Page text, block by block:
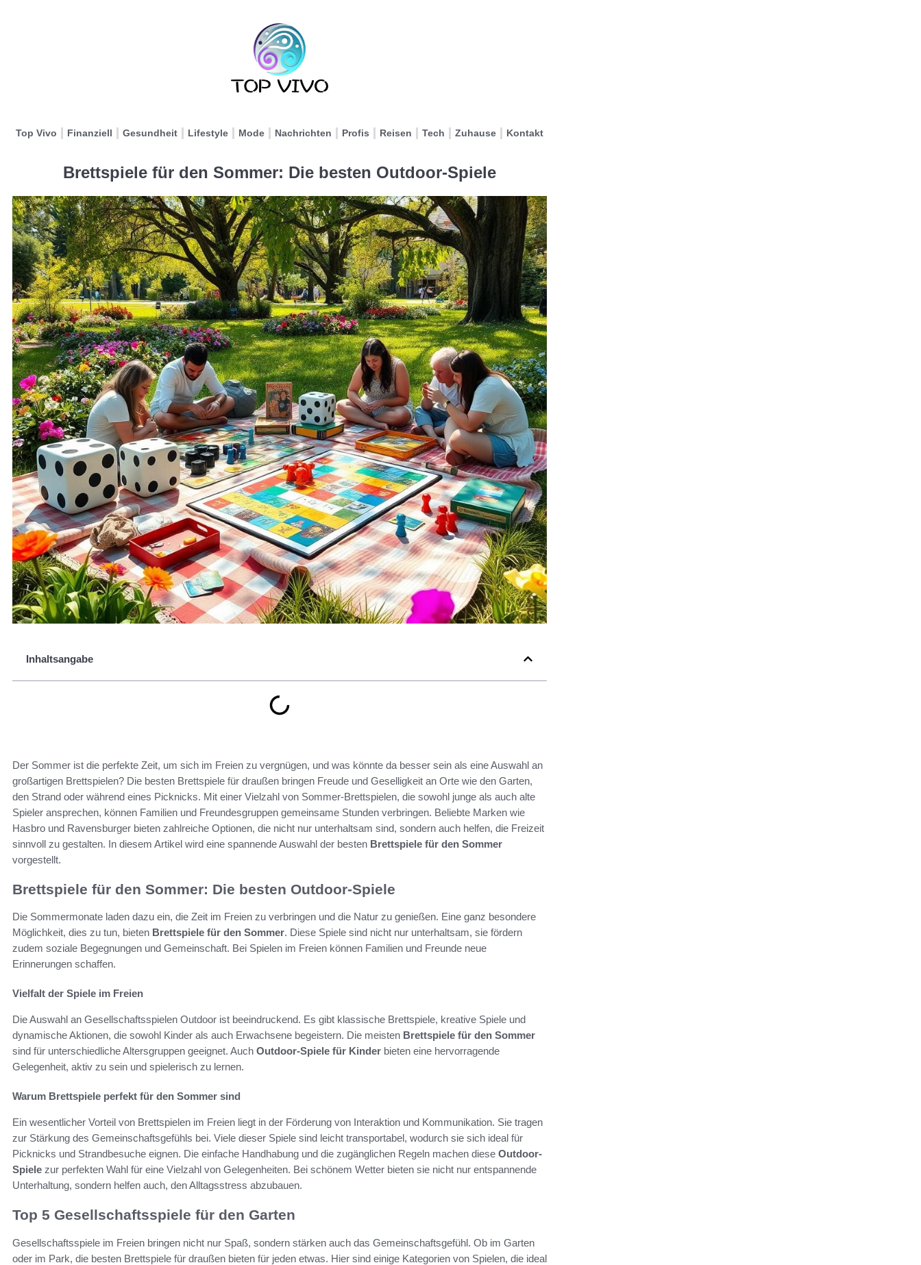
Top Vivo Finanziell Gesundheit Lifestyle Mode Nachrichten Profis Reisen Tech Zuhause Kontakt
Brettspiele für den Sommer: Die besten Outdoor-Spiele
Inhaltsangabe
Der Sommer ist die perfekte Zeit, um sich im Freien zu vergnügen, und was könnte da besser sein als eine Auswahl an
großartigen Brettspielen? Die besten Brettspiele für draußen bringen Freude und Geselligkeit an Orte wie den Garten,
den Strand oder während eines Picknicks. Mit einer Vielzahl von Sommer-Brettspielen, die sowohl junge als auch alte
Spieler ansprechen, können Familien und Freundesgruppen gemeinsame Stunden verbringen. Beliebte Marken wie
Hasbro und Ravensburger bieten zahlreiche Optionen, die nicht nur unterhaltsam sind, sondern auch helfen, die Freizeit
sinnvoll zu gestalten. In diesem Artikel wird eine spannende Auswahl der besten Brettspiele für den Sommer
vorgestellt.
Brettspiele für den Sommer: Die besten Outdoor-Spiele
Die Sommermonate laden dazu ein, die Zeit im Freien zu verbringen und die Natur zu genießen. Eine ganz besondere
Möglichkeit, dies zu tun, bieten Brettspiele für den Sommer. Diese Spiele sind nicht nur unterhaltsam, sie fördern
zudem soziale Begegnungen und Gemeinschaft. Bei Spielen im Freien können Familien und Freunde neue
Erinnerungen schaffen.
Vielfalt der Spiele im Freien
Die Auswahl an Gesellschaftsspielen Outdoor ist beeindruckend. Es gibt klassische Brettspiele, kreative Spiele und
dynamische Aktionen, die sowohl Kinder als auch Erwachsene begeistern. Die meisten Brettspiele für den Sommer
sind für unterschiedliche Altersgruppen geeignet. Auch Outdoor-Spiele für Kinder bieten eine hervorragende
Gelegenheit, aktiv zu sein und spielerisch zu lernen.
Warum Brettspiele perfekt für den Sommer sind
Ein wesentlicher Vorteil von Brettspielen im Freien liegt in der Förderung von Interaktion und Kommunikation. Sie tragen
zur Stärkung des Gemeinschaftsgefühls bei. Viele dieser Spiele sind leicht transportabel, wodurch sie sich ideal für
Picknicks und Strandbesuche eignen. Die einfache Handhabung und die zugänglichen Regeln machen diese Outdoor-
Spiele zur perfekten Wahl für eine Vielzahl von Gelegenheiten. Bei schönem Wetter bieten sie nicht nur entspannende
Unterhaltung, sondern helfen auch, den Alltagsstress abzubauen.
Top 5 Gesellschaftsspiele für den Garten
Gesellschaftsspiele im Freien bringen nicht nur Spaß, sondern stärken auch das Gemeinschaftsgefühl. Ob im Garten
oder im Park, die besten Brettspiele für draußen bieten für jeden etwas. Hier sind einige Kategorien von Spielen, die ideal